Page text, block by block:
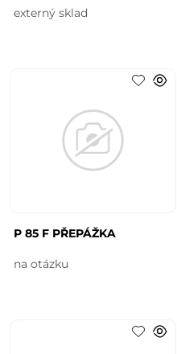
externý sklad
P 85 F PŘEPÁŽKA
na otázku